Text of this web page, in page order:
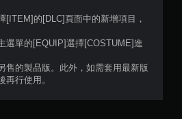
，
的[DLC]頁面中的新增項目，
選單的[EQUIP]選擇[COSTUME]進
售的製品版。此外，如需套用最新版
再行使用。